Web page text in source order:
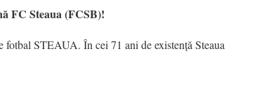
FC Steaua (FCSB)!
fotbal STEAUA. În cei 71 ani de existență Steaua